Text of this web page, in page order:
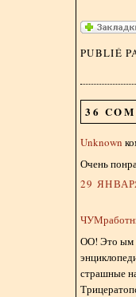
PUBLIÉ
36
Unknown
Очень
29
ОО! Это ым
страшные